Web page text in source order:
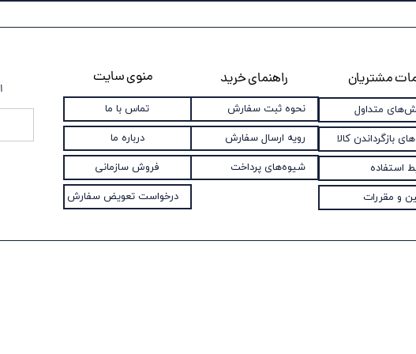
راهنمای خرید
نحوه ثبت سفارش
رویه ارسال سفارش
شیوه‌های پرداخت
مشتریان
متداول
بازگرداندن کالا
استفاده
و مقررات
منوی سایت
تماس با ما
درباره ما
فروش سازمانی
درخواست تعویض سفارش